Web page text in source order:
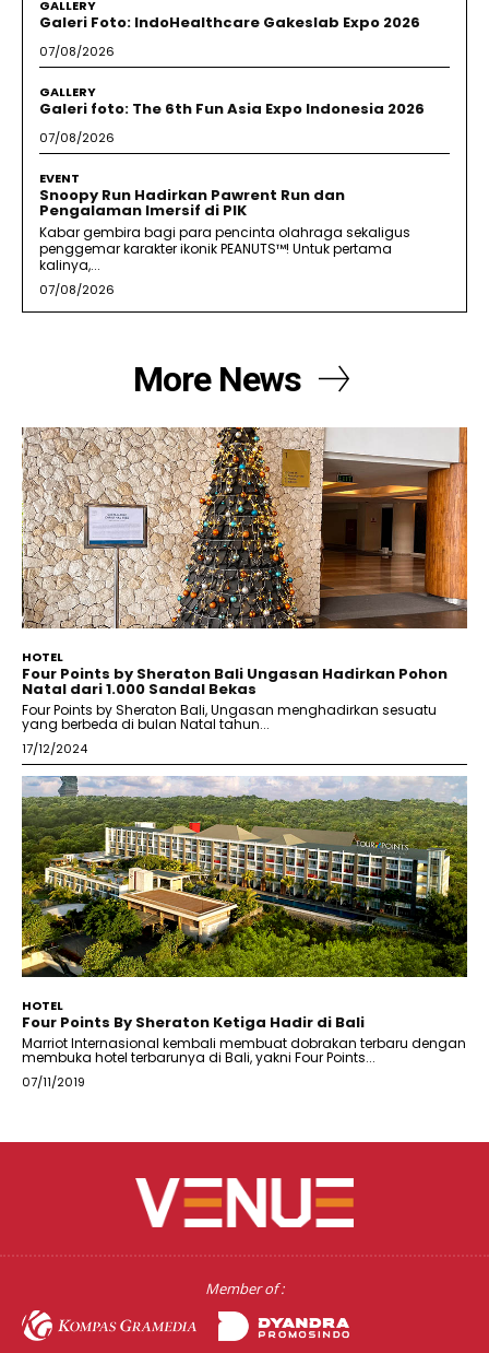
GALLERY
Galeri Foto: IndoHealthcare Gakeslab Expo 2026
07/08/2026
GALLERY
Galeri foto: The 6th Fun Asia Expo Indonesia 2026
07/08/2026
EVENT
Snoopy Run Hadirkan Pawrent Run dan
Pengalaman Imersif di PIK
Kabar gembira bagi para pencinta olahraga sekaligus
penggemar karakter ikonik PEANUTS™! Untuk pertama
kalinya,...
07/08/2026
More News
HOTEL
Four Points by Sheraton Bali Ungasan Hadirkan Pohon
Natal dari 1.000 Sandal Bekas
Four Points by Sheraton Bali, Ungasan menghadirkan sesuatu
yang berbeda di bulan Natal tahun...
17/12/2024
HOTEL
Four Points By Sheraton Ketiga Hadir di Bali
Marriot Internasional kembali membuat dobrakan terbaru dengan
membuka hotel terbarunya di Bali, yakni Four Points...
07/11/2019
Member of :